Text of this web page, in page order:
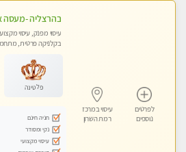
לפרטים
נוספים
עיסוי במרכז
רמת השרון
עיסוי מפנק, עיסוי
בקלניקה פרטית,
פלטינה
חניה חינם
נקי ומסודר
עיסוי מקצועי